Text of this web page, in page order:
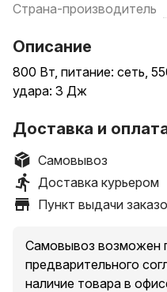
Страна-производитель
Описание
800 Вт, питание: сеть,
удара: 3 Дж
Доставка и
Самовывоз
Доставка курьером
Пункт выдачи
Самовывоз возможен
предварительного
наличие товара в